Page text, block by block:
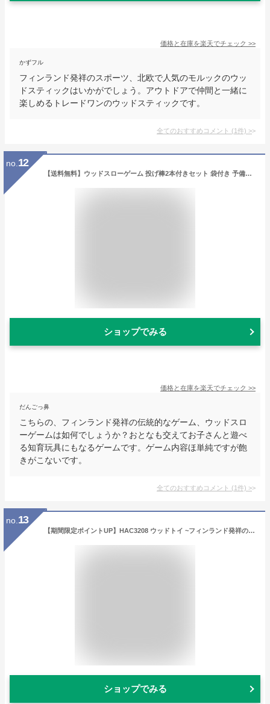
価格と在庫を楽天でチェック >>
かずフル
フィンランド発祥のスポーツ、北欧で人気のモルックのウッ
ドスティックはいかがでしょう。アウトドアで仲間と一緒に
楽しめるトレードワンのウッドスティックです。
全てのおすすめコメント (1件) >
no. 12
【送料無料】ウッドスローゲーム 投げ棒2本付きセット 袋付き 予備棒 ヨーロッパ フィンランド発祥 モルック セット アウトドアトイ キャンプ 外遊び おもちゃ プレゼント 誕生日 人気 アソビサウルス ASOBI SAURUS レクリエーション 生涯スポーツ
ショップでみる
価格と在庫を楽天でチェック >>
だんごっ鼻
こちらの、フィンランド発祥の伝統的なゲーム、ウッドスロ
ーゲームは如何でしょうか？おとなも交えてお子さんと遊べ
る知育玩具にもなるゲームです。ゲーム内容ほ単純ですが飽
きがこないです。
全てのおすすめコメント (1件) >
no. 13
【期間限定ポイントUP】HAC3208 ウッドトイ ~フィンランド発祥のスポーツ「モルック」に使用する遊具です~ 誰でも楽しめる対戦型アウトドアゲーム! 【Montagna】 クリア
ショップでみる